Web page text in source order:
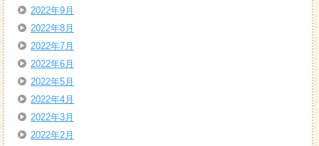
2022年9月
2022年8月
2022年7月
2022年6月
2022年5月
2022年4月
2022年3月
2022年2月